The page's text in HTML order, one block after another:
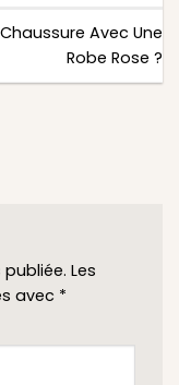
Avec Une
Robe Rose ?
Les
avec *